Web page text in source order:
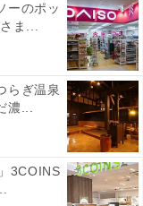
は？
うな口コミが寄
、ゆっくりと過
ーのポッ
ま...
らぎ温泉
濃...
3COINS